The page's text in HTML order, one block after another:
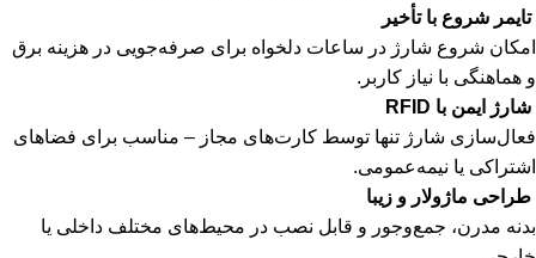
تایمر شروع با تأخیر
امکان شروع شارژ در ساعات دلخواه برای صرفه‌جویی در هزینه برق
و هماهنگی با نیاز کاربر.
شارژ ایمن با
فعال‌سازی شارژ تنها توسط کارت‌های مجاز – مناسب برای فضاهای
اشتراکی یا نیمه‌عمومی.
طراحی ماژولار و زیبا
بدنه مدرن، جمع‌وجور و قابل نصب در محیط‌های مختلف داخلی یا